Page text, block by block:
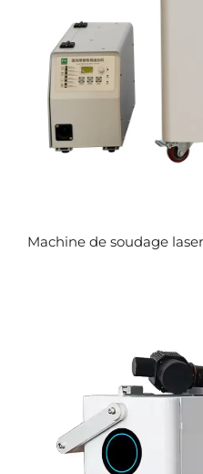
Machine de soudage